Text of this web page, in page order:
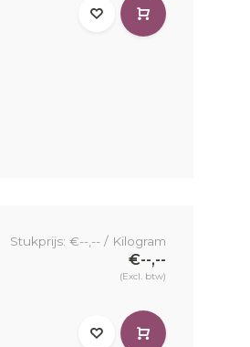
Stukprijs: €--,-- / Kilogram
€--,--
(Excl. btw)